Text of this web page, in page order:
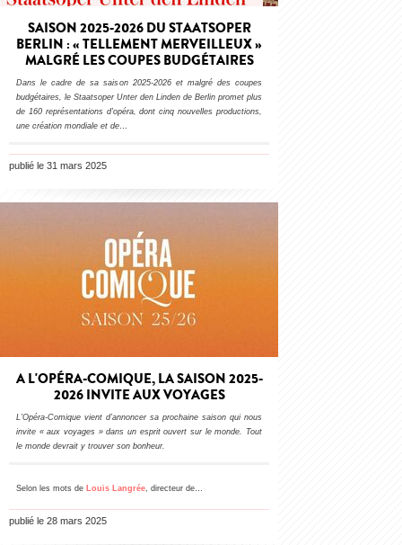
SAISON 2025-2026 DU STAATSOPER
BERLIN : « TELLEMENT MERVEILLEUX »
MALGRÉ LES COUPES BUDGÉTAIRES
Dans le cadre de sa saison 2025-2026 et malgré des coupes
budgétaires, le Staatsoper Unter den Linden de Berlin promet plus
de 160 représentations d’opéra, dont cinq nouvelles productions,
une création mondiale et de…
publié le 31 mars 2025
A L'OPÉRA-COMIQUE, LA SAISON 2025-
2026 INVITE AUX VOYAGES
L’Opéra-Comique vient d’annoncer sa prochaine saison qui nous
invite «aux voyages »dans un esprit ouvert sur le monde. Tout
le monde devrait y trouver son bonheur.
Selon les mots de Louis Langrée, directeur de…
publié le 28 mars 2025